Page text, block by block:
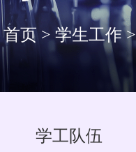
首页 > 学生工作>
学工队伍